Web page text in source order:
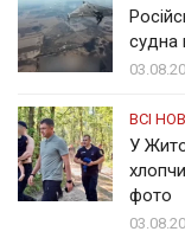
судна
ВСІ
У
фото